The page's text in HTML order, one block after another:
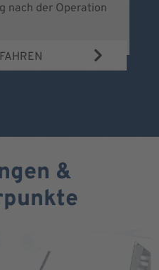
nach der Operation
&